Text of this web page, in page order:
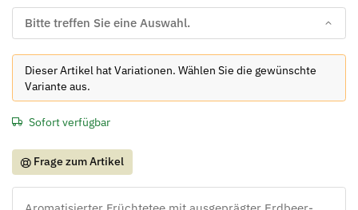
Bitte treffen Sie eine Auswahl.
x
Dieser Artikel hat Variationen. Wählen Sie die gewünschte
Variante aus.
Sofort verfügbar
Frage zum Artikel